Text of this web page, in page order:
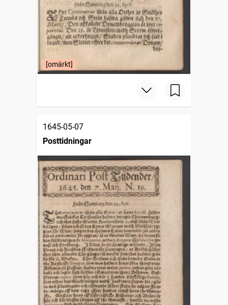
[omärkt]
1645-05-07
Posttidningar